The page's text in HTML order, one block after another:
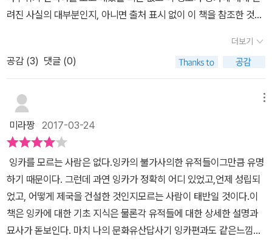
려진 사실의 대부분인지, 아니면 출처 표시 없이 이 책을 참조한 것인
처 표시를 해야 함을 새삼 느낀다.문고판인데도 컬러 사진이 여러 장
실려 있어 보는 즐거움이 있다.잉카라고 하면 아주 먼 옛날 고대 문명
같은데 15~16세기에 존재했던, 우리나라로 치면 조선시대 국가라는
게 놀랍다.이렇게 가까운 시대에 있었는 거대한 제국이 글자도 없고
조 건축물의 놀라움을 여러 차례 언급한다.그 기술과 솜씨가 놀랍긴
한데 철기 문명으로 진행하지 않았다는 사실이 더욱 놀랍다.<총균쇠
>에서 언급한 바대로 역시 문명의 전파가 중요한 것 같다.유라시아가
균질하게 발전할 수 있었던 것은 횡으로 넓어 전파 속도가 빨랐던 반
면, 아프리카나 아메리카는 세로로 길고 말라리아나 열대 우림 등의
자연적 제약 때문에 고립되어 있었던 게 가장 큰 원인이라고 한다.인
신공양에 대한 언급이 없어 아쉽다.한반도에도 원삼국시대에는 순장
더보기
공감 (3) 댓글 (0)
미라짱 2017-03-24
잉카를 모르는 사람은 없다.잉카의 불가사의한 유적들이그만큼 유명
하기 때문이다. 그런데 과연 잉카가 정확히 어디 있었고,언제 성립되
었고, 어떻게 제국을 건설한 것인지모르는 사람이 태반일 것이다.이
책은 잉카에 대한 기초 지식은 물론각 유적들에 대한 상세한 설명과
묘사가 돋보인다. 마치 나의 문화유산답사기 잉카편과도 같은느낌이